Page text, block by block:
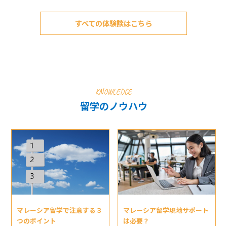
すべての体験談はこちら
KNOWLEDGE
留学のノウハウ
マレーシア留学で注意する３
つのポイント
マレーシア留学現地サポート
は必要？